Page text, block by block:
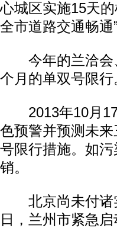
心城区实施15天
全市道路交通畅通”
今年的兰洽会
个月的单双号限行
2013年10月17
色预警并预测未
号限行措施。如
销。
北京尚未付诸
日，兰州市紧急